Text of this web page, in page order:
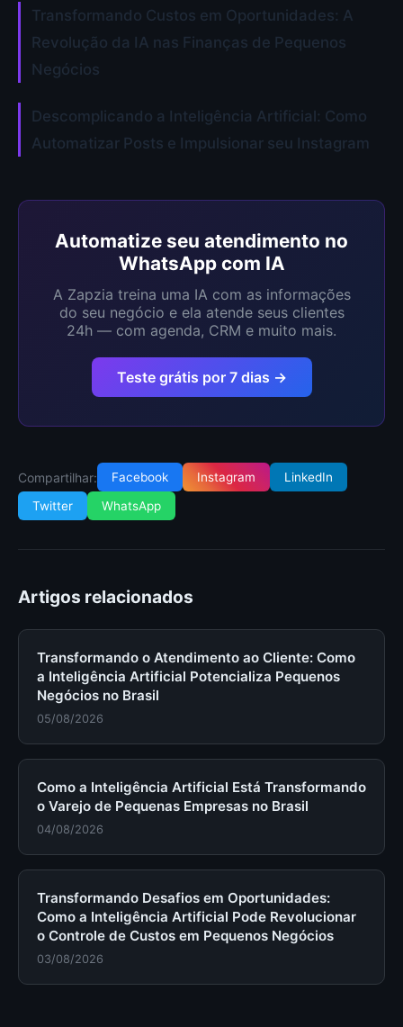
Transformando Custos em Oportunidades: A
Revolução da IA nas Finanças de Pequenos
Negócios
Descomplicando a Inteligência Artificial: Como
Automatizar Posts e Impulsionar seu Instagram
Automatize seu atendimento no
WhatsApp com IA
A Zapzia treina uma IA com as informações
do seu negócio e ela atende seus clientes
24h — com agenda, CRM e muito mais.
Teste grátis por 7 dias →
Compartilhar: Facebook Instagram
LinkedIn
Twitter
WhatsApp
Artigos relacionados
Transformando o Atendimento ao Cliente: Como
a Inteligência Artificial Potencializa Pequenos
Negócios no Brasil
05/08/2026
Como a Inteligência Artificial Está Transformando
o Varejo de Pequenas Empresas no Brasil
04/08/2026
Transformando Desafios em Oportunidades:
Como a Inteligência Artificial Pode Revolucionar
o Controle de Custos em Pequenos Negócios
03/08/2026